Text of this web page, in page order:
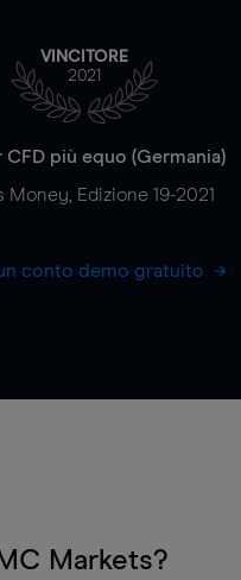
VINCITORE
2021
CFD più equo (Germania)
Money, Edizione 19-2021
conto demo gratuito
Markets?